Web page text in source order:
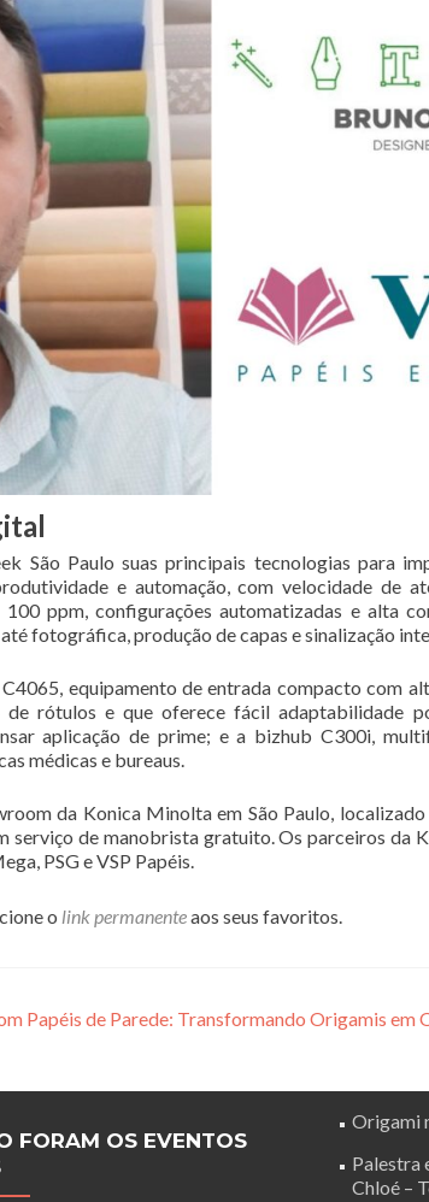
São Paulo suas principais tecnologias para
e automação, com velocidade de
ppm, configurações automatizadas e alta
fotográfica, produção de capas e sinalização
equipamento de entrada compacto com
de rótulos e que oferece fácil adaptabilidade
aplicação de prime; e a bizhub C300i,
médicas e bureaus.
da Konica Minolta em São Paulo,
serviço de manobrista gratuito. Os parceiros da
PSG e VSP Papéis.
o link permanenteaos seus favoritos.
Papéis de Parede: Transformando Origamis em
FORAM OS EVENTOS
Origami
Palestra
Chloé –